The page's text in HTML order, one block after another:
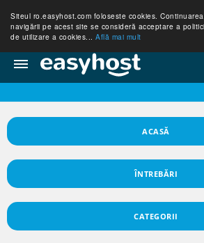
Siteul ro.easyhost.com foloseste cookies. Continuarea
navigării pe acest site se consideră acceptare a
de utilizare a cookies... Află mai mult
ACASĂ
ÎNTREBĂRI
CATEGORII